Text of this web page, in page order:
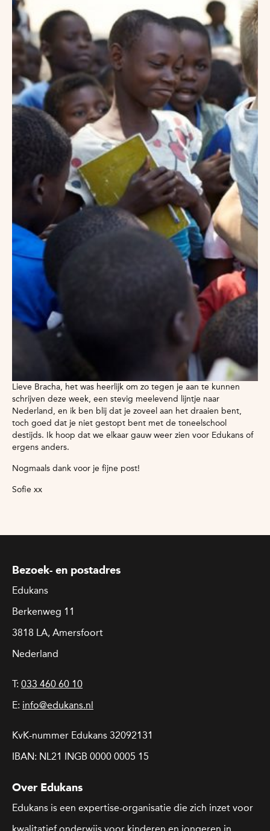
Lieve Bracha, het was heerlijk om zo tegen je aan te kunnen
schrijven deze week, een stevig meelevend lijntje naar
Nederland, en ik ben blij dat je zoveel aan het draaien bent,
toch goed dat je niet gestopt bent met de toneelschool
destijds. Ik hoop dat we elkaar gauw weer zien voor Edukans of
ergens anders.
Nogmaals dank voor je fijne post!
Sofie xx
Bezoek- en postadres
Edukans
Berkenweg 11
3818 LA, Amersfoort
Nederland
T: 033 460 60 10
E: info@edukans.nl
KvK-nummer Edukans 32092131
IBAN: NL21 INGB 0000 0005 15
Over Edukans
Edukans is een expertise-organisatie die zich inzet voor